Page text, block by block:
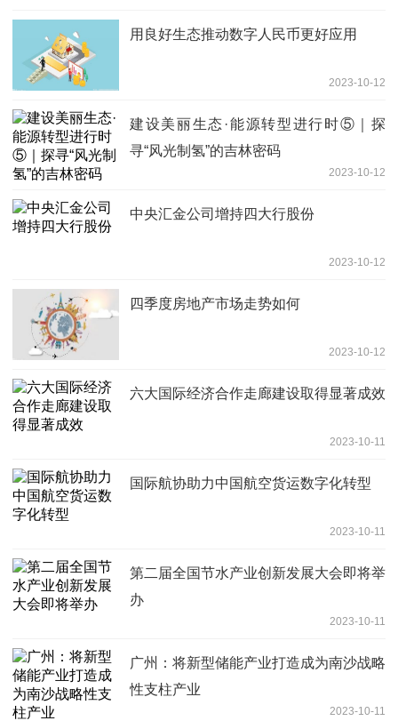
用良好生态推动数字人民币更好应用
2023-10-12
建设美丽生态·能源转型进行时⑤｜探
寻“风光制氢”的吉林密码
2023-10-12
中央汇金公司增持四大行股份
2023-10-12
四季度房地产市场走势如何
2023-10-12
六大国际经济合作走廊建设取得显著成效
2023-10-11
国际航协助力中国航空货运数字化转型
2023-10-11
第二届全国节水产业创新发展大会即将举
办
2023-10-11
广州：将新型储能产业打造成为南沙战略
性支柱产业
2023-10-11